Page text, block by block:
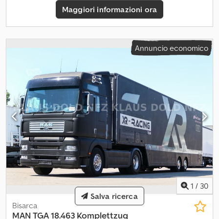
Maggiori informazioni ora
Annuncio economico
1 / 30
Bisarca
MAN TGA 18.463 Komplettzug
Salva ricerca